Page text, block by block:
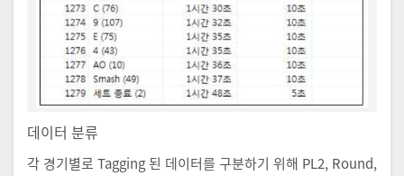
데이터 분류
각 경기별로 Tagging 된 데이터를 구분하기 위해 PL2, Round,